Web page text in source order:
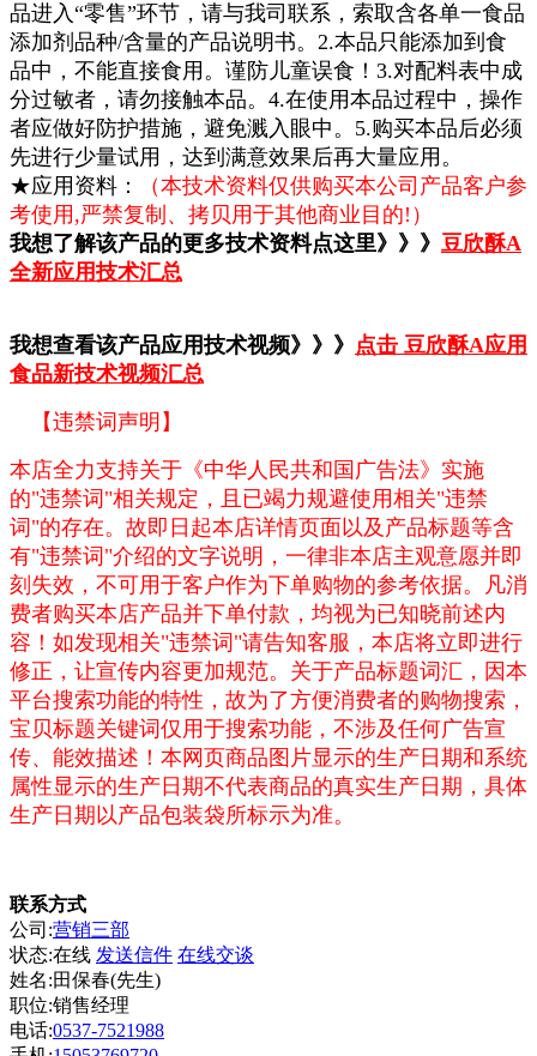
品进入“零售”环节，请与我司联系，索取含各单一食品
添加剂品种/含量的产品说明书。2.本品只能添加到食
品中，不能直接食用。谨防儿童误食！3.对配料表中成
分过敏者，请勿接触本品。4.在使用本品过程中，操作
者应做好防护措施，避免溅入眼中。5.购买本品后必须
先进行少量试用，达到满意效果后再大量应用。
★应用资料：
（本技术资料仅供购买本公司产品客户参
考使用,严禁复制、拷贝用于其他商业目的!）
我想了解该产品的更多技术资料点这里》》》 豆欣酥A
全新应用技术汇总
我想查看该产品应用技术视频》》》 点击 豆欣酥A应用
食品新技术视频汇总
【违禁词声明】
本店全力支持关于《中华人民共和国广告法》实施
的"违禁词"相关规定，且已竭力规避使用相关"违禁
词"的存在。故即日起本店详情页面以及产品标题等含
有"违禁词"介绍的文字说明，一律非本店主观意愿并即
刻失效，不可用于客户作为下单购物的参考依据。凡消
费者购买本店产品并下单付款，均视为已知晓前述内
容！如发现相关"违禁词"请告知客服，本店将立即进行
修正，让宣传内容更加规范。关于产品标题词汇，因本
平台搜索功能的特性，故为了方便消费者的购物搜索，
宝贝标题关键词仅用于搜索功能，不涉及任何广告宣
传、能效描述！本网页商品图片显示的生产日期和系统
属性显示的生产日期不代表商品的真实生产日期，具体
生产日期以产品包装袋所标示为准。
联系方式
公司:营销三部
状态:在线 发送信件 在线交谈
姓名:田保春(先生)
职位:销售经理
电话:0537-7521988